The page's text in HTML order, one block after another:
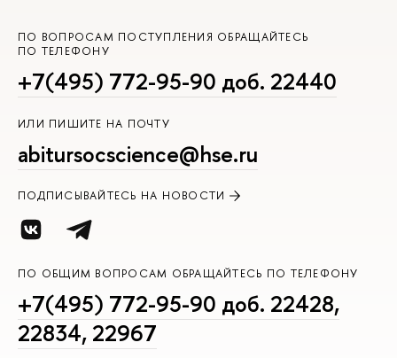
ПО ВОПРОСАМ ПОСТУПЛЕНИЯ ОБРАЩАЙТЕСЬ
ПО ТЕЛЕФОНУ
+7(495) 772-95-90 доб. 22440
ИЛИ ПИШИТЕ НА ПОЧТУ
abitursocscience@hse.ru
ПОДПИСЫВАЙТЕСЬ НА НОВОСТИ
ПО ОБЩИМ ВОПРОСАМ ОБРАЩАЙТЕСЬ ПО ТЕЛЕФОНУ
+7(495) 772-95-90 доб. 22428,
22834, 22967